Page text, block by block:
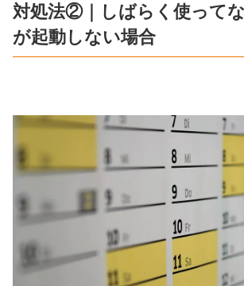
対処法②｜しばらく使って
が起動しない場合